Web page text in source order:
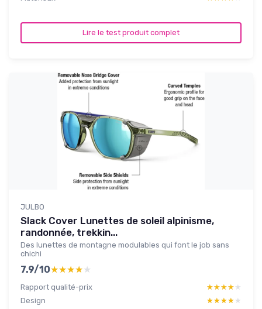
Lire le test produit complet
JULBO
Slack Cover Lunettes de soleil alpinisme,
randonnée, trekkin...
Des lunettes de montagne modulables qui font le job sans
chichi
7.9/10★★★★★
★★★★★
Rapport qualité-prix ★★★★★
★★★★★
Design
★★★★★
★★★★★